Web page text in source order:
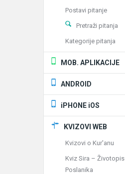
Postavi pitanje
Pretraži pitanja
Kategorije pitanja
MOB. APLIKACIJE
ANDROID
iPHONE iOS
KVIZOVI WEB
Kvizovi o Kur'anu
Kviz Sira – Životopis
Poslanika